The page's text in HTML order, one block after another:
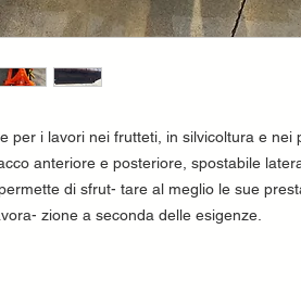
per i lavori nei frutteti, in silvicoltura e nei
anteriore e posteriore, spostabile
di sfrut- tare al meglio le sue
zione a seconda delle esigenze.